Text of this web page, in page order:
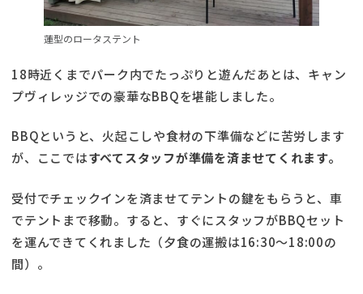
蓮型のロータステント
18時近くまでパーク内でたっぷりと遊んだあとは、キャン
プヴィレッジでの豪華なBBQを堪能しました。
BBQというと、火起こしや食材の下準備などに苦労します
が、ここではすべてスタッフが準備を済ませてくれます。
受付でチェックインを済ませてテントの鍵をもらうと、車
でテントまで移動。すると、すぐにスタッフがBBQセット
を運んできてくれました（夕食の運搬は16:30〜18:00の
間）。